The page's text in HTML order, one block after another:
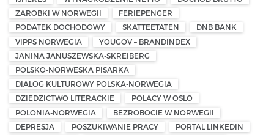
ZAROBKI W NORWEGII
FERIEPENGER
PODATEK DOCHODOWY
SKATTEETATEN
DNB BANK
VIPPS NORWEGIA
YOUGOV – BRANDINDEX
JANINA JANUSZEWSKA-SKREIBERG
POLSKO-NORWESKA PISARKA
DIALOG KULTUROWY POLSKA-NORWEGIA
DZIEDZICTWO LITERACKIE
POLACY W OSLO
POLONIA-NORWEGIA
BEZROBOCIE W NORWEGII
DEPRESJA
POSZUKIWANIE PRACY
PORTAL LINKEDIN